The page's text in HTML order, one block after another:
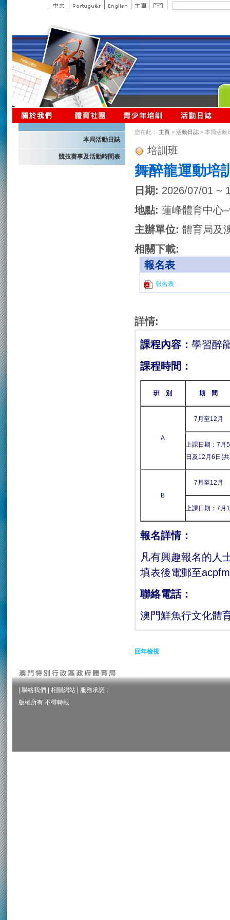
本局活動日誌
競技賽事及活動時間表
您在此： 主頁 > 活動日誌 > 本局活動
培訓班
舞醉龍運動培
日期: 2026/07/01 ~
地點: 蓮峰體育中心
主辦單位: 體育局及
相關下載:
報名表
報名表
詳情:
課程內容： 學習醉
課程時間：
班 別 期 間
A
7月至12月
上課日期：7月
日及12月6日(
B
7月至12月
上課日期：7月
報名詳情：
凡有興趣報名的人
填表後電郵至
聯絡電話：
澳門鮮魚行文化體
回年檢視
聯絡我們 相關網站 服務承諾
版權所有 不得轉載